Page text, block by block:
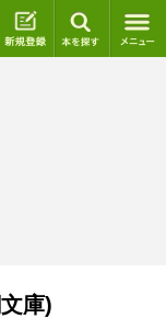
ログイン 新規登録
庫)